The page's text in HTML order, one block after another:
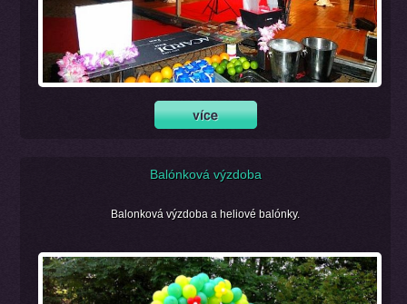
Balónková výzdoba
Balonková výzdoba a heliové balónky.